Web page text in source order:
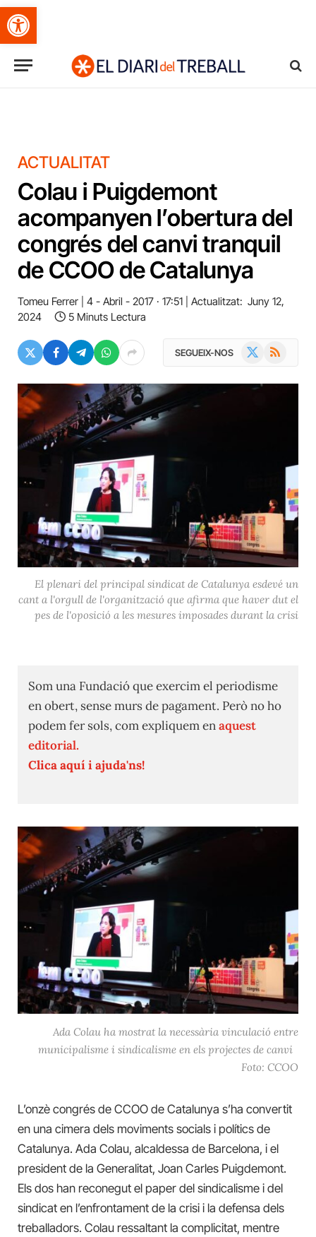
Obre la barra d'eines
ACTUALITAT
Colau i Puigdemont
acompanyen l’obertura del
congrés del canvi tranquil
de CCOO de Catalunya
Tomeu Ferrer 4 - Abril - 2017 · 17:51 Actualitzat: Juny 12,
2024
5 Minuts Lectura
SEGUEIX-NOS RSS
El plenari del principal sindicat de Catalunya esdevé un
cant a l'orgull de l'organització que afirma que haver dut el
pes de l'oposició a les mesures imposades durant la crisi
Som una Fundació que exercim el periodisme
en obert, sense murs de pagament. Però no ho
podem fer sols, com expliquem enaquest
editorial.
Clica aquí i ajuda'ns!
Ada Colau ha mostrat la necessària vinculació entre
municipalisme i sindicalisme en els projectes de canvi
Foto: CCOO
L’onzè congrés de CCOO de Catalunya s’ha convertit
en una cimera dels moviments socials i polítics de
Catalunya. Ada Colau, alcaldessa de Barcelona, i el
president de la Generalitat, Joan Carles Puigdemont.
Els dos han reconegut el paper del sindicalisme i del
sindicat en l’enfrontament de la crisi i la defensa dels
treballadors. Colau ressaltant la complicitat, mentre